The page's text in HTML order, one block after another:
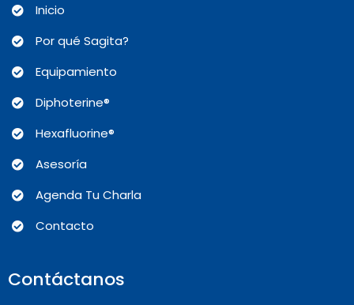
Inicio
Por qué Sagita?
Equipamiento
Diphoterine®
Hexafluorine®
Asesoría
Agenda Tu Charla
Contacto
Contáctanos